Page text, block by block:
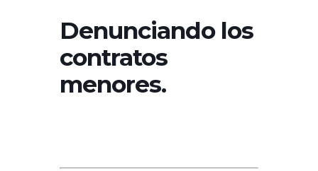
Denunciando los
contratos
menores.